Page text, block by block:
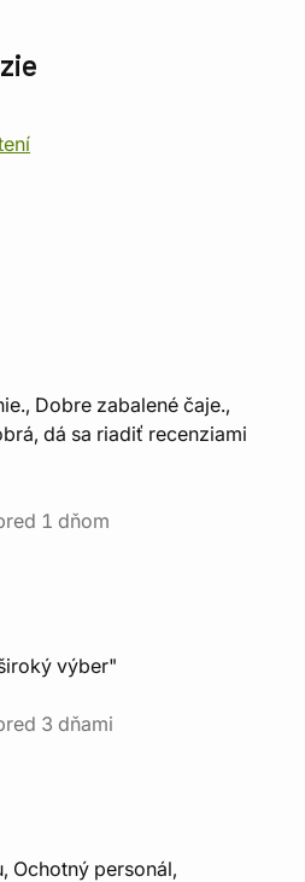
Dobre zabalené čaje.,
dá sa riadiť recenziami
1 dňom
výber"
3 dňami
Ochotný personál,